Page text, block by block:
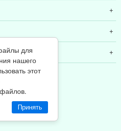
для
нашего
этот
Принять